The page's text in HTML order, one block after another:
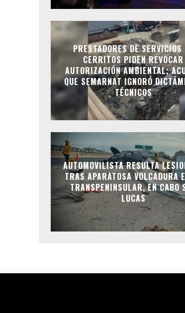
PRESTADORES DE SERVICIOS
CERRITOS PIDEN REVOCAR
AUTORIZACIÓN AMBIENTAL;
QUE SEMARNAT IGNORÓ
TÉCNICOS
AUTOMOVILISTA RESULTA
TRAS APARATOSA VOLCADURA
TRANSPENINSULAR, EN CABO
LUCAS